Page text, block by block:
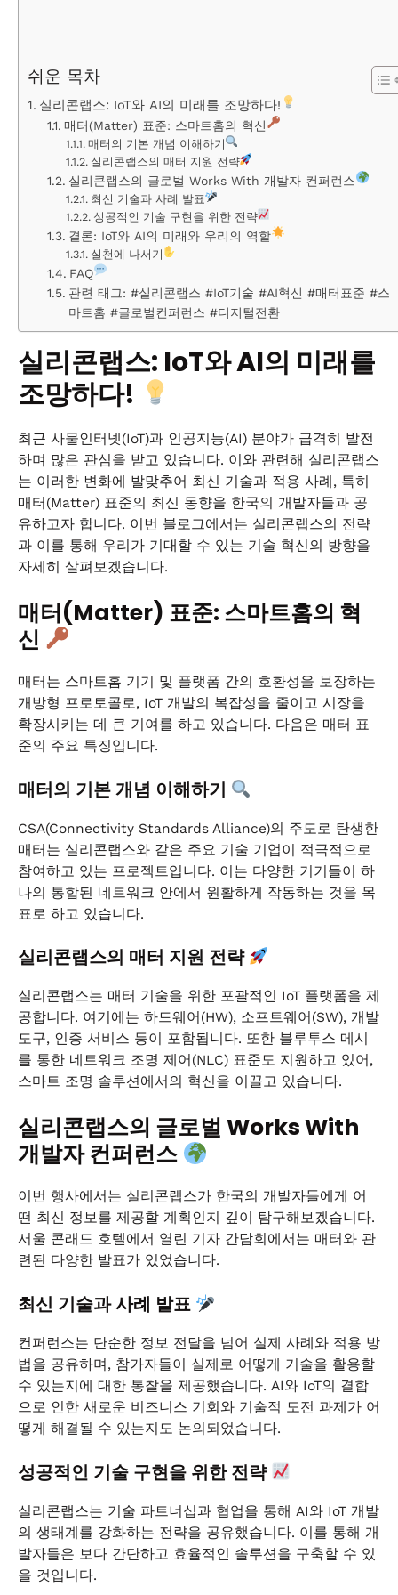
쉬운 목차
실리콘랩스: IoT와 AI의 미래를 조망하다!
매터(Matter) 표준: 스마트홈의 혁신
매터의 기본 개념 이해하기
실리콘랩스의 매터 지원 전략
실리콘랩스의 글로벌 Works With 개발자 컨퍼런스
최신 기술과 사례 발표
성공적인 기술 구현을 위한 전략
결론: IoT와 AI의 미래와 우리의 역할
실천에 나서기
FAQ
관련 태그: #실리콘랩스 #IoT기술 #AI혁신 #매터표준 #스
마트홈 #글로벌컨퍼런스 #디지털전환
실리콘랩스: IoT와 AI의 미래를
조망하다!
최근 사물인터넷(IoT)과 인공지능(AI) 분야가 급격히 발전
하며 많은 관심을 받고 있습니다. 이와 관련해 실리콘랩스
는 이러한 변화에 발맞추어 최신 기술과 적용 사례, 특히
매터(Matter) 표준의 최신 동향을 한국의 개발자들과 공
유하고자 합니다. 이번 블로그에서는 실리콘랩스의 전략
과 이를 통해 우리가 기대할 수 있는 기술 혁신의 방향을
자세히 살펴보겠습니다.
매터(Matter) 표준: 스마트홈의 혁
신
매터는 스마트홈 기기 및 플랫폼 간의 호환성을 보장하는
개방형 프로토콜로, IoT 개발의 복잡성을 줄이고 시장을
확장시키는 데 큰 기여를 하고 있습니다. 다음은 매터 표
준의 주요 특징입니다.
매터의 기본 개념 이해하기
CSA(Connectivity Standards Alliance)의 주도로 탄생한
매터는 실리콘랩스와 같은 주요 기술 기업이 적극적으로
참여하고 있는 프로젝트입니다. 이는 다양한 기기들이 하
나의 통합된 네트워크 안에서 원활하게 작동하는 것을 목
표로 하고 있습니다.
실리콘랩스의 매터 지원 전략
실리콘랩스는 매터 기술을 위한 포괄적인 IoT 플랫폼을 제
공합니다. 여기에는 하드웨어(HW), 소프트웨어(SW), 개발
도구, 인증 서비스 등이 포함됩니다. 또한 블루투스 메시
를 통한 네트워크 조명 제어(NLC) 표준도 지원하고 있어,
스마트 조명 솔루션에서의 혁신을 이끌고 있습니다.
실리콘랩스의 글로벌 Works With
개발자 컨퍼런스
이번 행사에서는 실리콘랩스가 한국의 개발자들에게 어
떤 최신 정보를 제공할 계획인지 깊이 탐구해보겠습니다.
서울 콘래드 호텔에서 열린 기자 간담회에서는 매터와 관
련된 다양한 발표가 있었습니다.
최신 기술과 사례 발표
컨퍼런스는 단순한 정보 전달을 넘어 실제 사례와 적용 방
법을 공유하며, 참가자들이 실제로 어떻게 기술을 활용할
수 있는지에 대한 통찰을 제공했습니다. AI와 IoT의 결합
으로 인한 새로운 비즈니스 기회와 기술적 도전 과제가 어
떻게 해결될 수 있는지도 논의되었습니다.
성공적인 기술 구현을 위한 전략
실리콘랩스는 기술 파트너십과 협업을 통해 AI와 IoT 개발
의 생태계를 강화하는 전략을 공유했습니다. 이를 통해 개
발자들은 보다 간단하고 효율적인 솔루션을 구축할 수 있
을 것입니다.